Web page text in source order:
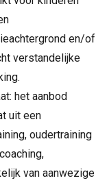
en/of
verstandelijke
het aanbod
uit een
oudertraining
van aanwezige